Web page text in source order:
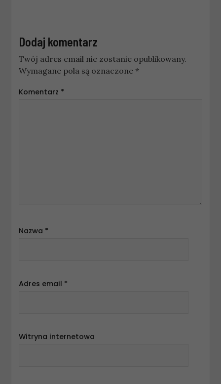
Dodaj komentarz
Twój adres email nie zostanie opublikowany.
Wymagane pola są oznaczone *
Komentarz *
Nazwa *
Adres email *
Witryna internetowa